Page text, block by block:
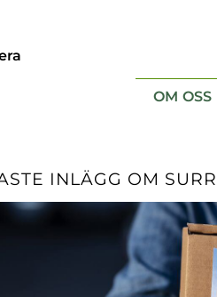
OM OSS
INLÄGG OM SURR